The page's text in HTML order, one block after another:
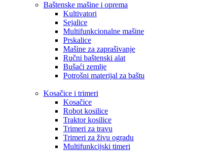
Baštenske mašine i oprema
Kultivatori
Sejalice
Multifunkcionalne mašine
Prskalice
Mašine za zaprašivanje
Ručni baštenski alat
Bušaći zemlje
Potrošni materijal za baštu
Kosačice i trimeri
Kosačice
Robot kosilice
Traktor kosilice
Trimeri za travu
Trimeri za živu ogradu
Multifunkcijski timeri